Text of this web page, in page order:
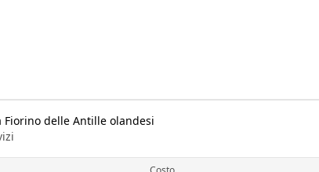
delle Antille olandesi